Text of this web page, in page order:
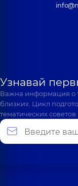
Узнавай
Важна информация о
близких. Цикл
тематических